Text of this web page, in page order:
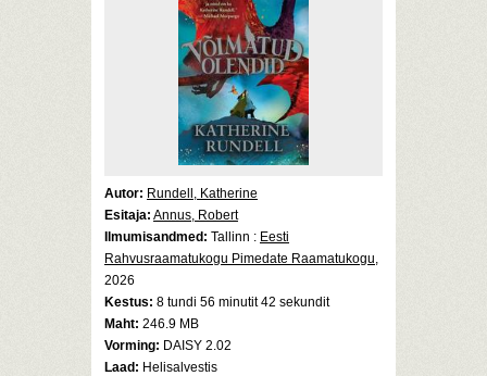
Autor: Rundell, Katherine
Esitaja: Annus, Robert
Ilmumisandmed: Tallinn : Eesti
Rahvusraamatukogu Pimedate Raamatukogu,
2026
Kestus: 8 tundi 56 minutit 42 sekundit
Maht: 246.9 MB
Vorming: DAISY 2.02
Laad: Helisalvestis